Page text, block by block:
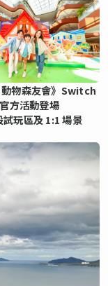
動物森友會》Switch
方活動登場
試玩區及 1:1 場景